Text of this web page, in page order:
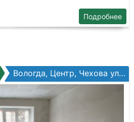
Подробнее
Вологда, Центр, Чехова ул, №17